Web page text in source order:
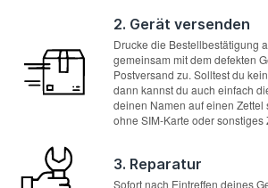
2. Gerät versenden
Drucke die Bestellbestätigung
gemeinsam mit dem defekten
Postversand zu. Solltest du
dann kannst du auch einfach
deinen Namen auf einen Zettel
ohne SIM-Karte oder
3. Reparatur
Sofort nach Eintreffen deines